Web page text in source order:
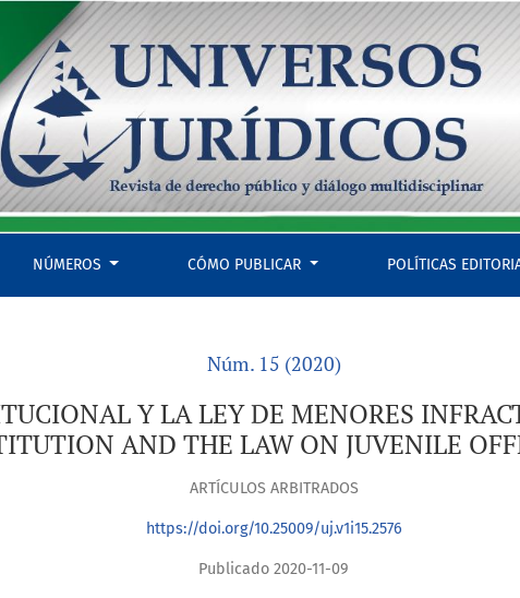
(ARTICLE 18 OF THE CONSTITUTION AND THE LAW ON
NÚMEROS CÓMO PUBLICAR POLÍTICAS
Núm. 15 (2020)
Y LA LEY DE MENORES
AND THE LAW ON JUVENILE
ARTÍCULOS ARBITRADOS
https://doi.org/10.25009/uj.v1i15.2576
Publicado 2020-11-09